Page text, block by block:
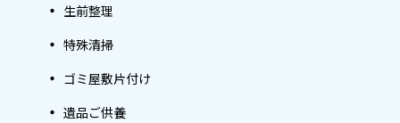
生前整理
特殊清掃
ゴミ屋敷片付け
遺品ご供養